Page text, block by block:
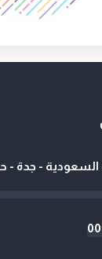
السعودية - جدة -